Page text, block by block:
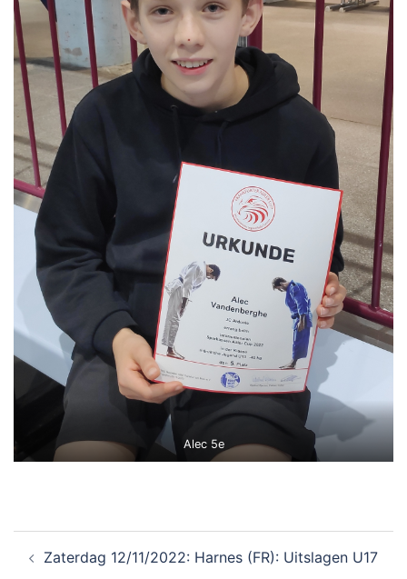
Alec 5e
Zaterdag 12/11/2022: Harnes (FR): Uitslagen U17